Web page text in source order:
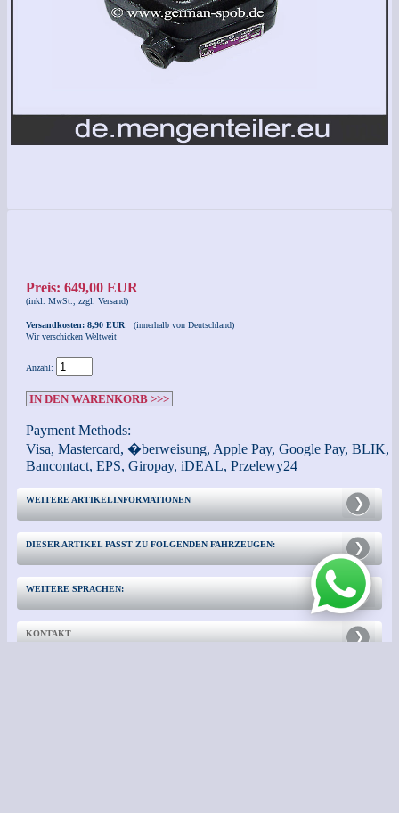
Preis: 649,00 EUR
(inkl. MwSt., zzgl. Versand)
Versandkosten: 8,90 EUR
(innerhalb von Deutschland)
Wir verschicken Weltweit
Anzahl:
IN DEN WARENKORB >>>
Payment Methods:
Visa, Mastercard, �berweisung, Apple Pay, Google Pay, BLIK,
Bancontact, EPS, Giropay, iDEAL, Przelewy24
WEITERE ARTIKELINFORMATIONEN
DIESER ARTIKEL PASST ZU FOLGENDEN FAHRZEUGEN:
WEITERE SPRACHEN:
KONTAKT